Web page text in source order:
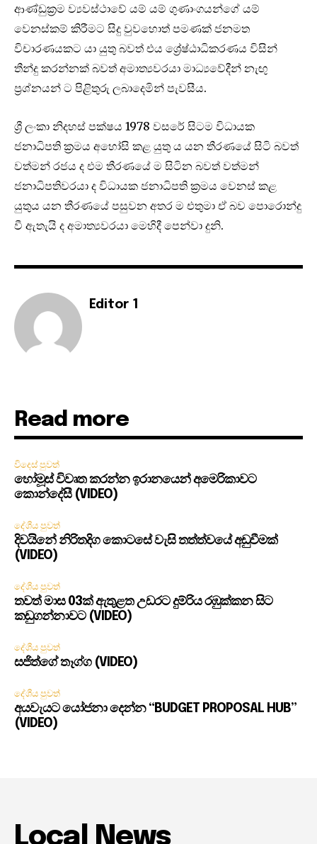
ආණ්ඩුක්‍රම ව්‍යවස්ථාවේ යම් යම් ගුණාංගයන්ගේ යම්
වෙනස්කම් කිරීමට සිදු වුවහොත් පමණක් ජනමත
විචාරණයකට යා යුතු බවත් එය ශ්‍රේෂ්ඨාධිකරණය විසින්
තීන්දු කරන්නක් බවත් අමාත්‍යවරයා මාධ්‍යවේදීන් නැඟු
ප්‍රශ්නයන් ට පිළිතුරු ලබාදෙමින් පැවසීය.
ශ්‍රී ලංකා නිදහස් පක්ෂය 1978 වසරේ සිටම විධායක
ජනාධිපති ක්‍රමය අහෝසි කළ යුතු ය යන තීරණයේ සිටි බවත්
වත්මන් රජය ද එම තීරණයේ ම සිටින බවත් වත්මන්
ජනාධිපතිවරයා ද විධායක ජනාධිපති ක්‍රමය වෙනස් කළ
යුතුය යන තීරණයේ පසුවන අතර ම එතුමා ඒ බව පොරොන්දු
වී ඇතැයි ද අමාත්‍යවරයා මෙහිදී පෙන්වා දුනි.
Editor 1
Read more
විදෙස් පුවත්
හෝමූස් විවෘත කරන්න ඉරානයෙන් අමෙරිකාවට
කොන්දේසී (VIDEO)
දේශීය පුවත්
දිවයිනේ නිරිතදිග කොටසේ වැසි තත්ත්වයේ අඩුවීමක්
(VIDEO)
දේශීය පුවත්
තවත් මාස 03ක් ඇතුළත උඩරට දුම්රිය රඹුක්කන සිට
කඩුගන්නාවට (VIDEO)
දේශීය පුවත්
සජිත්ගේ තෑග්ග (VIDEO)
දේශීය පුවත්
අයවැයට යෝජනා දෙන්න “BUDGET PROPOSAL HUB”
(VIDEO)
Local News